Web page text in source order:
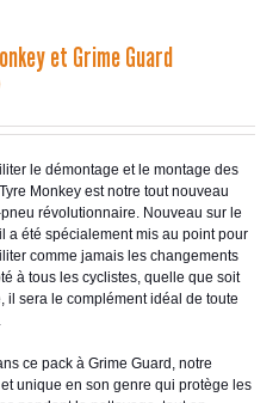
et Grime Guard
actuel
€46.99.le démontage et le montage des
Monkey est notre tout nouveau
révolutionnaire. Nouveau sur le
a été spécialement mis au point pour
comme jamais les changements
à tous les cyclistes, quelle que soit
il sera le complément idéal de toute
ce pack à Grime Guard, notre
unique en son genre qui protège les